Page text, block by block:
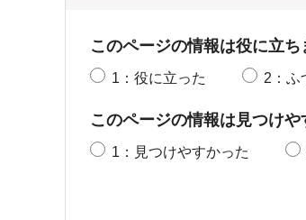
このページの情報は役に立ち
1：役に立った 2：ふ
このページの情報は見つけや
1：見つけやすかった